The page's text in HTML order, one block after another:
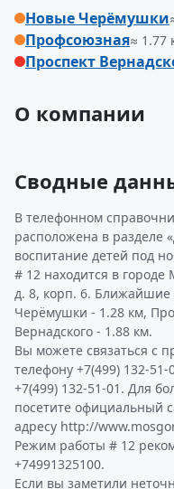
Новые Черёмушки
Профсоюзная≈ 1.77
Проспект
О компании
Сводные
В телефонном
расположена в разделе
воспитание детей под
# 12 находится в городе
д. 8, корп. 6.
Черёмушки - 1.28 км,
Вернадского - 1.88 км.
Вы можете связаться с
телефону +7(499) 132-
+7(499) 132-51-01. Для
посетите официальный
адресу http://
Режим работы # 12
+74991325100.
Если вы заметили